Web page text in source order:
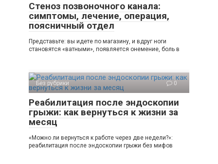
Стеноз позвоночного канала:
симптомы, лечение, операция,
поясничный отдел
Представьте: вы идете по магазину, и вдруг ноги
становятся «ватными», появляется онемение, боль в
Без рубрики 0
Реабилитация после эндоскопии
грыжи: как вернуться к жизни за
месяц
«Можно ли вернуться к работе через две недели?»:
реабилитация после эндоскопии грыжи без мифов